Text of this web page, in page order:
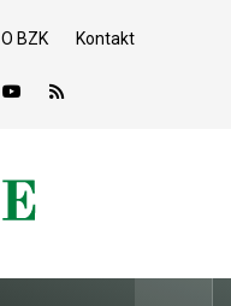
O BZK Kontakt